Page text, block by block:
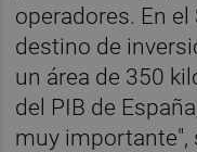
operadores. En
destino de
un área de 350
del PIB de
muy importante",